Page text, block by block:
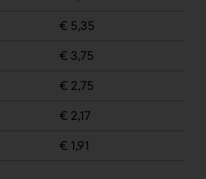
€ 5,35
€ 3,75
€ 2,75
€ 2,17
€ 1,91